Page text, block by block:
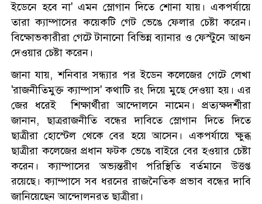
ইডেনে হবে না' এমন স্লোগান দিতে শোনা যায়। একপর্যায়ে
তারা ক্যাম্পাসের কয়েকটি গেট ভেঙে ফেলার চেষ্টা করেন।
বিক্ষোভকারীরা গেটে টানানো বিভিন্ন ব্যানার ও ফেস্টুনে আগুন
দেওয়ার চেষ্টা করেন।
জানা যায়, শনিবার সন্ধ্যার পর ইডেন কলেজের গেটে লেখা
'রাজনীতিমুক্ত ক্যাম্পাস' কথাটি রং দিয়ে মুছে দেওয়া হয়। এর
জের ধরেই শিক্ষার্থীরা আন্দোলনে নামেন। প্রত্যক্ষদর্শীরা
জানান, ছাত্ররাজনীতি বন্ধের দাবিতে স্লোগান দিতে দিতে
ছাত্রীরা হোস্টেল থেকে বের হয়ে আসেন। একপর্যায়ে ক্ষুব্ধ
ছাত্রীরা কলেজের প্রধান ফটক ভেঙে বাইরে বের হওয়ার চেষ্টা
করেন। ক্যাম্পাসের অভ্যন্তরীণ পরিস্থিতি বর্তমানে উত্তপ্ত
রয়েছে। ক্যাম্পাসে সব ধরনের রাজনৈতিক প্রভাব বন্ধের দাবি
জানিয়েছেন আন্দোলনরত ছাত্রীরা।